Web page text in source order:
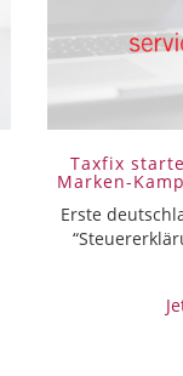
Taxfix
Marken-
Erste